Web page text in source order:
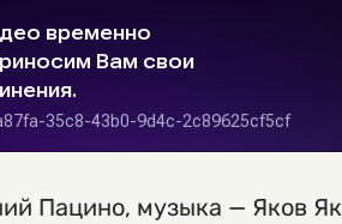
Пацино, музыка — Яков